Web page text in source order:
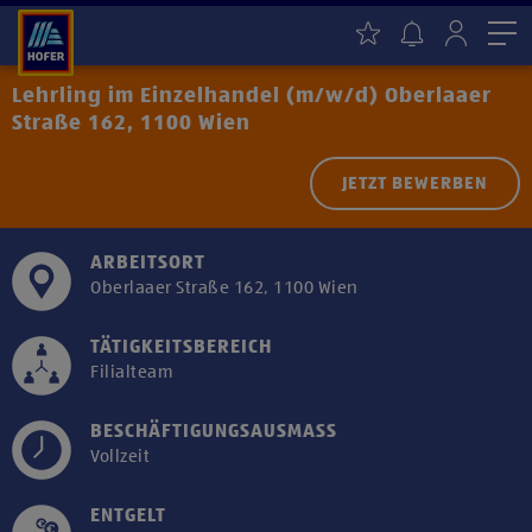
Lehrling im Einzelhandel (m/w/d) Oberlaaer
Straße 162, 1100 Wien
JETZT BEWERBEN
ARBEITSORT
Oberlaaer Straße 162, 1100 Wien
TÄTIGKEITSBEREICH
Filialteam
BESCHÄFTIGUNGSAUSMASS
Vollzeit
ENTGELT